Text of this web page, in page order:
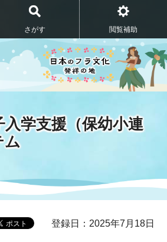
さがす 閲覧補助
学支援（保幼小連
ム
登録日：2025年7月18日